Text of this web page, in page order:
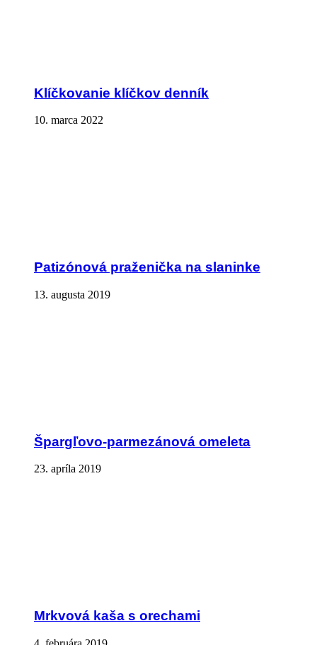
Klíčkovanie klíčkov denník
10. marca 2022
Patizónová praženička na slaninke
13. augusta 2019
Špargľovo-parmezánová omeleta
23. apríla 2019
Mrkvová kaša s orechami